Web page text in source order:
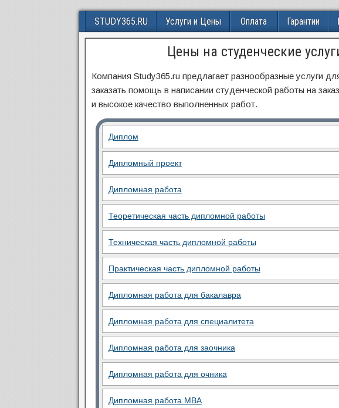
STUDY365.RU Услуги и Цены Оплата Гарантии
Цены на студенческие
Компания Study365.ru предлагает разнообразные услуги
заказать помощь в написании студенческой работы на
и высокое качество выполненных работ.
Диплом
Дипломный проект
Дипломная работа
Теоретическая часть дипломной работы
Техническая часть дипломной работы
Практическая часть дипломной работы
Дипломная работа для бакалавра
Дипломная работа для специалитета
Дипломная работа для заочника
Дипломная работа для очника
Дипломная работа MBA